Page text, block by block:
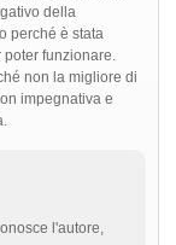
della
perché è stata
funzionare.
non la migliore di
impegnativa e
l'autore,